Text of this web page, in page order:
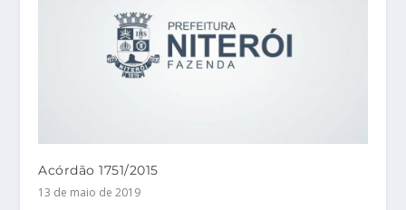
Acórdão 1751/2015
13 de maio de 2019